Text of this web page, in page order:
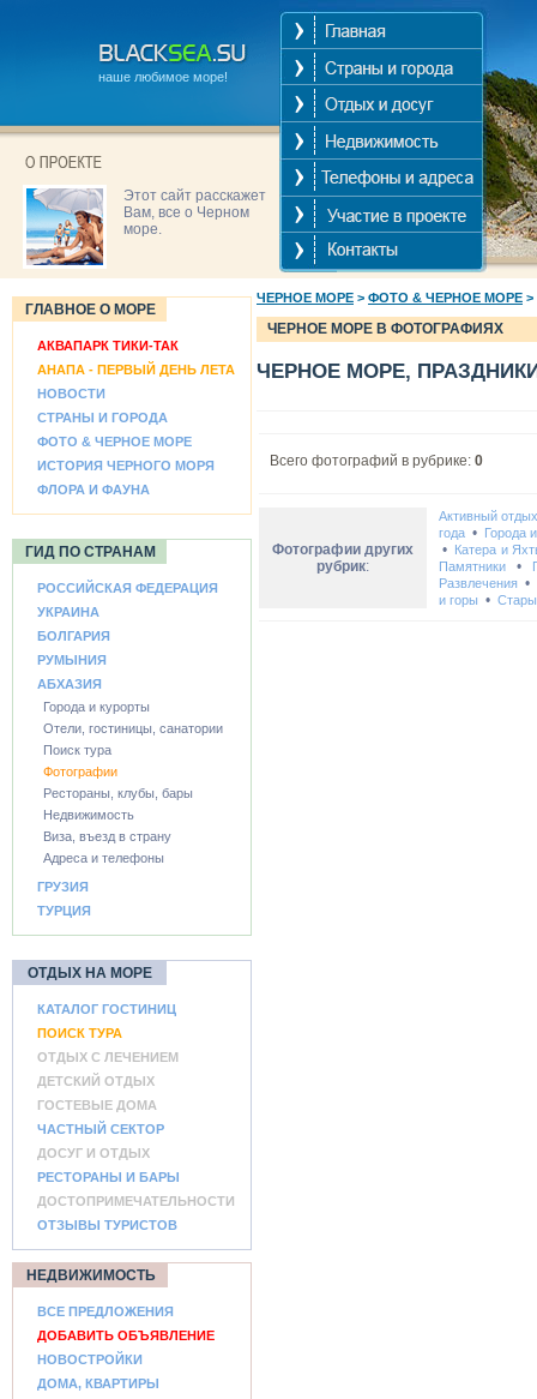
наше любимое море!
Этот сайт расскажет
Вам, все о Черном
море.
ГЛАВНОЕ О МОРЕ
АКВАПАРК ТИКИ-ТАК
АНАПА - ПЕРВЫЙ ДЕНЬ ЛЕТА
НОВОСТИ
СТРАНЫ И ГОРОДА
ФОТО & ЧЕРНОЕ МОРЕ
ИСТОРИЯ ЧЕРНОГО МОРЯ
ФЛОРА И ФАУНА
ГИД ПО СТРАНАМ
РОССИЙСКАЯ ФЕДЕРАЦИЯ
УКРАИНА
БОЛГАРИЯ
РУМЫНИЯ
АБХАЗИЯ
Города и курорты
Отели, гостиницы, санатории
Поиск тура
Фотографии
Рестораны, клубы, бары
Недвижимость
Виза, въезд в страну
Адреса и телефоны
ГРУЗИЯ
ТУРЦИЯ
ОТДЫХ НА МОРЕ
КАТАЛОГ ГОСТИНИЦ
ПОИСК ТУРА
ОТДЫХ С ЛЕЧЕНИЕМ
ДЕТСКИЙ ОТДЫХ
ГОСТЕВЫЕ ДОМА
ЧАСТНЫЙ СЕКТОР
ДОСУГ И ОТДЫХ
РЕСТОРАНЫ И БАРЫ
ДОСТОПРИМЕЧАТЕЛЬНОСТИ
ОТЗЫВЫ ТУРИСТОВ
НЕДВИЖИМОСТЬ
ВСЕ ПРЕДЛОЖЕНИЯ
ДОБАВИТЬ ОБЪЯВЛЕНИЕ
НОВОСТРОЙКИ
ДОМА, КВАРТИРЫ
ЧЕРНОЕ МОРЕ > ФОТО & ЧЕРНОЕ МОРЕ >
ЧЕРНОЕ МОРЕ В ФОТОГРАФИЯХ
ЧЕРНОЕ МОРЕ,
Всего фотографий в рубрике: 0
Фотографии других
рубрик:
Активный отдых
года• Города
• Катера и
Памятники•
Развлечения•
и горы •